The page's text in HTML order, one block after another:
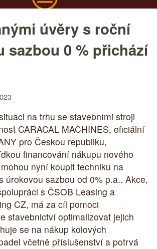
úvěry s roční
sazbou 0 % přichází
na trhu se stavebními stroji
CARACAL MACHINES, oficiální
pro Českou republiku,
financování nákupu nového
nyní koupit techniku na
úrokovou sazbou od 0% p.a.. Akce,
s ČSOB Leasing a
CZ, má za cíl pomoci
stavebnictví optimalizovat jejich
se na nákup kolových
včetně příslušenství a potrvá